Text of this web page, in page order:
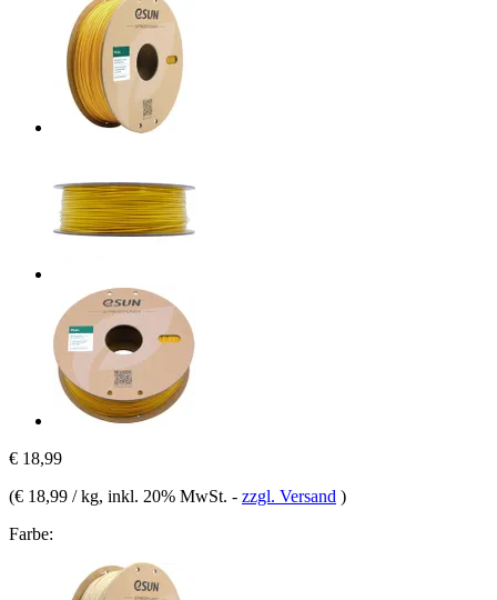
€ 18,99
(€ 18,99 / kg, inkl. 20% MwSt. - zzgl. Versand )
Farbe: